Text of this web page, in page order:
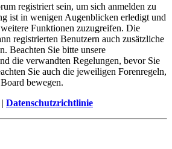
registriert sein, um sich anmelden zu
ist in wenigen Augenblicken erledigt und
Funktionen zuzugreifen. Die
registrierten Benutzern auch zusätzliche
Beachten Sie bitte unsere
die verwandten Regelungen, bevor Sie
Sie auch die jeweiligen Forenregeln,
bewegen.
| Datenschutzrichtlinie